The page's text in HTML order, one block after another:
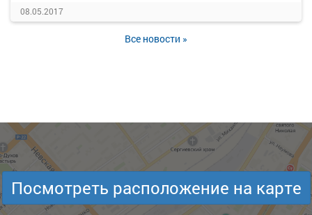
08.05.2017
Все новости »
Посмотреть расположение на карте